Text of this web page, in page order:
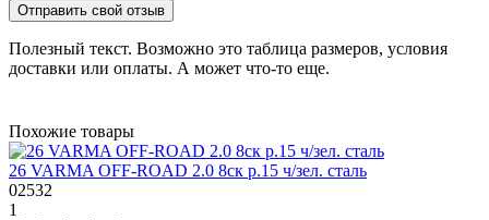
Отправить свой отзыв
Полезный текст. Возможно это таблица размеров, условия
доставки или оплаты. А может что-то еще.
Похожие товары
26 VARMA OFF-ROAD 2.0 8ск р.15 ч/зел. сталь
02532
1